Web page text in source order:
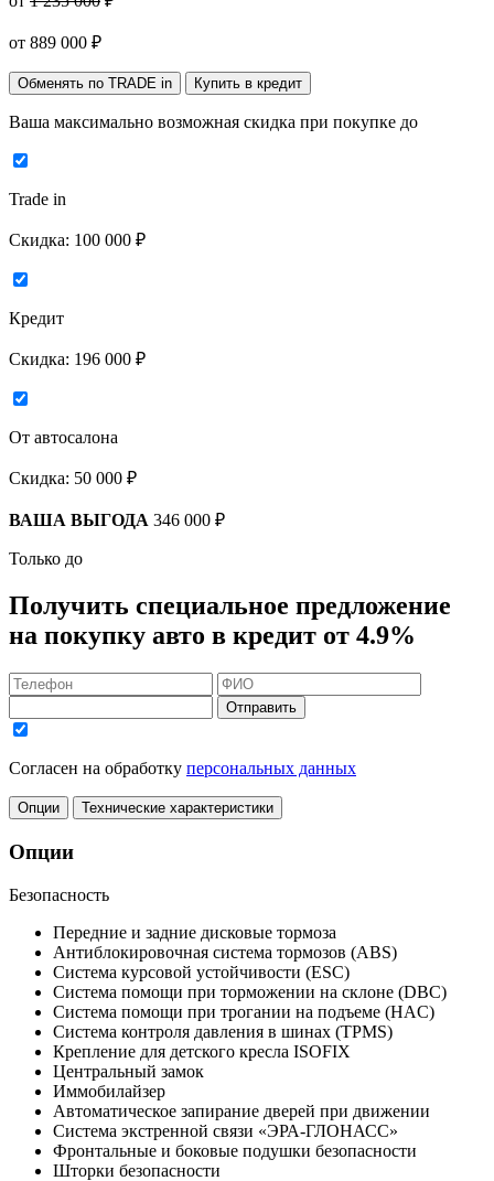
от 889 000 ₽
Обменять по TRADE in Купить в кредит
Ваша максимально возможная скидка при покупке до
Trade in
Скидка: 100 000 ₽
Кредит
Скидка: 196 000 ₽
От автосалона
Скидка: 50 000 ₽
ВАША ВЫГОДА 346 000 ₽
Только до
Получить специальное предложение
на покупку авто в кредит от 4.9%
Отправить
Согласен на обработку персональных данных
Опции Технические характеристики
Опции
Безопасность
Передние и задние дисковые тормоза
Антиблокировочная система тормозов (ABS)
Система курсовой устойчивости (ESC)
Система помощи при торможении на склоне (DBC)
Система помощи при трогании на подъеме (HAC)
Система контроля давления в шинах (TPMS)
Крепление для детского кресла ISOFIX
Центральный замок
Иммобилайзер
Автоматическое запирание дверей при движении
Система экстренной связи «ЭРА-ГЛОНАСС»
Фронтальные и боковые подушки безопасности
Шторки безопасности